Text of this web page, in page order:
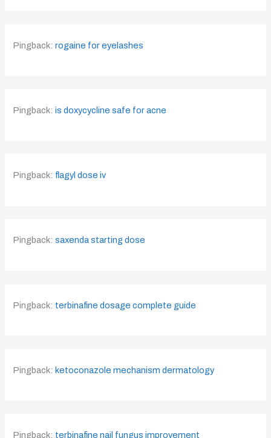
Pingback:rogaine for eyelashes
Pingback:is doxycycline safe for acne
Pingback: flagyl dose iv
Pingback:saxenda starting dose
Pingback: terbinafine dosage complete guide
Pingback: ketoconazole mechanism dermatology
Pingback: terbinafine nail fungus improvement